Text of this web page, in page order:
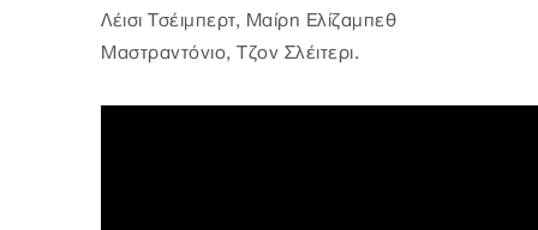
Λέισι Τσέιμπερτ, Μαίρη Ελίζαμπεθ
Μαστραντόνιο, Τζον Σλέιτερι.